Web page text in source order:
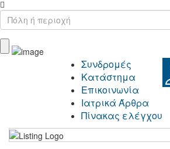
Συνδρομές
Κατάστημα
Επικοινωνία
Ιατρικά Άρθρα
Πίνακας ελέγχου